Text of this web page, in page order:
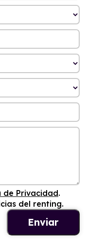
de Privacidad.
del renting.